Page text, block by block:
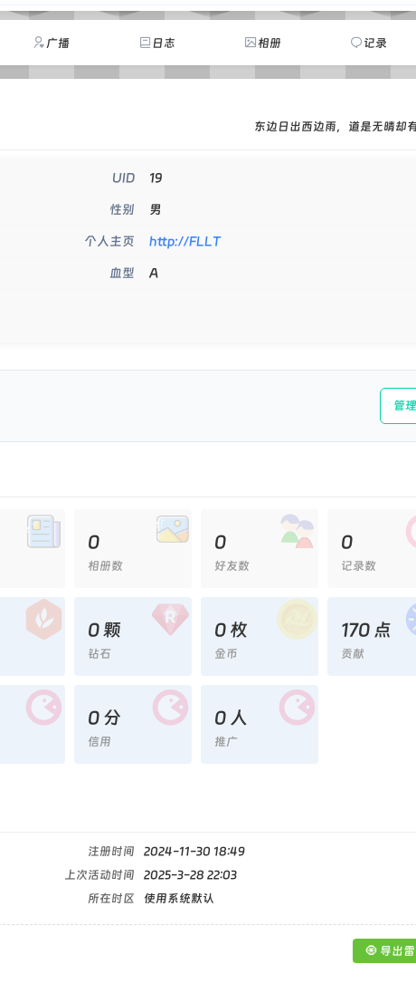
广播 日志 相册 记录
东边日出西边雨，道是无晴却有
UID 19
性别 男
个人主页 http://FLLT
血型 A
管理
0
相册数
0
好友数
0
记录数
0 颗
钻石
0 枚
金币
170 点
贡献
0 分
信用
0 人
推广
注册时间
2024-11-30 18:49
上次活动时间
2025-3-28 22:03
所在时区 使用系统默认
🧿 导出